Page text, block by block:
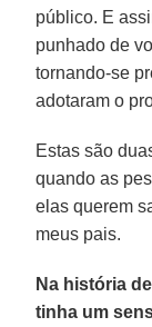
público. E
punhado de
tornando-se
adotaram o
Estas são
quando as
elas querem
meus pais.
Na história
tinha um